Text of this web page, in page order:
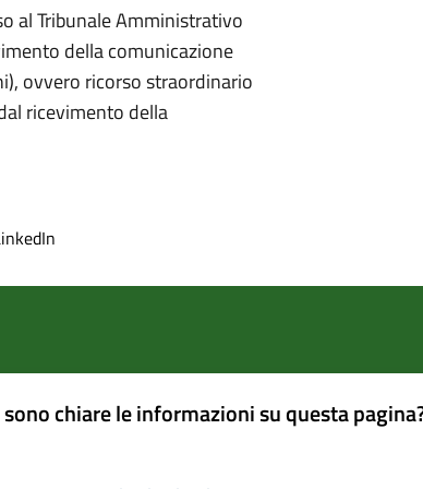
al Tribunale Amministrativo
della comunicazione
ovvero ricorso straordinario
ricevimento della
chiare le informazioni su questa